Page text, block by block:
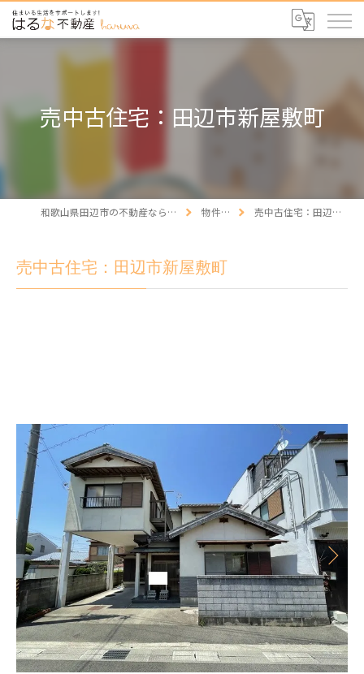
売中古住宅：田辺市新屋敷町
和歌山県田辺市の不動産ならはるな不動産 物件情報 売中古住宅：田辺市新屋敷町
売中古住宅：田辺市新屋敷町